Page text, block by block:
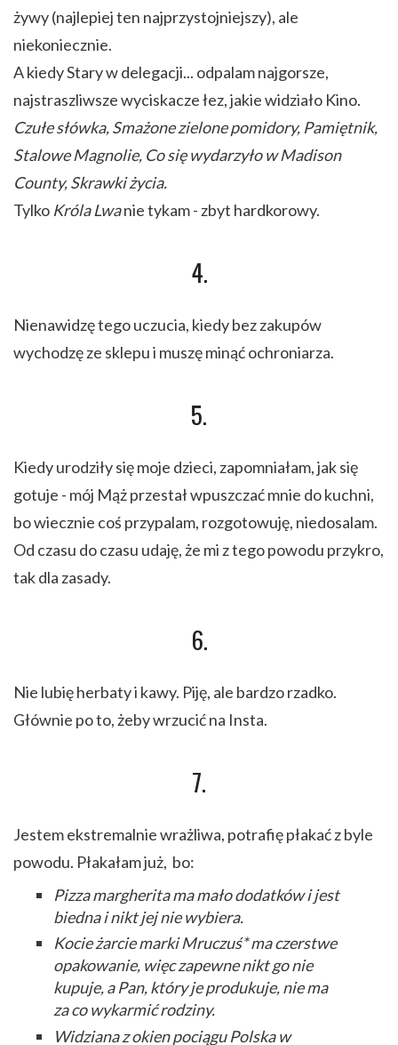
żywy (najlepiej ten najprzystojniejszy), ale
niekoniecznie.
A kiedy Stary w delegacji... odpalam najgorsze,
najstraszliwsze wyciskacze łez, jakie widziało Kino.
Czułe słówka, Smażone zielone pomidory, Pamiętnik,
Stalowe Magnolie, Co się wydarzyło w Madison
County, Skrawki życia.
Tylko Króla Lwanie tykam - zbyt hardkorowy.
4.
Nienawidzę tego uczucia, kiedy bez zakupów
wychodzę ze sklepu i muszę minąć ochroniarza.
5.
Kiedy urodziły się moje dzieci, zapomniałam, jak się
gotuje - mój Mąż przestał wpuszczać mnie do kuchni,
bo wiecznie coś przypalam, rozgotowuję, niedosalam.
Od czasu do czasu udaję, że mi z tego powodu przykro,
tak dla zasady.
6.
Nie lubię herbaty i kawy. Piję, ale bardzo rzadko.
Głównie po to, żeby wrzucić na Insta.
7.
Jestem ekstremalnie wrażliwa, potrafię płakać z byle
powodu. Płakałam już, bo:
Pizza margherita ma mało dodatków i jest
biedna i nikt jej nie wybiera.
Kocie żarcie marki Mruczuś* ma czerstwe
opakowanie, więc zapewne nikt go nie
kupuje, a Pan, który je produkuje, nie ma
za co wykarmić rodziny.
Widziana z okien pociągu Polska w